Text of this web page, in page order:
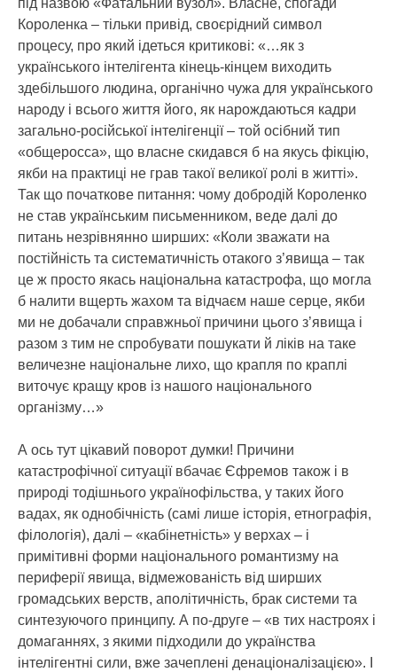
під назвою «Фатальний вузол». Власне, спогади
Короленка – тільки привід, своєрідний символ
процесу, про який ідеться критикові: «…як з
українського інтелігента кінець-кінцем виходить
здебільшого людина, органічно чужа для українського
народу і всього життя його, як нарождаються кадри
загально-російської інтелігенції – той осібний тип
«общеросса», що власне скидався б на якусь фікцію,
якби на практиці не грав такої великої ролі в житті».
Так що початкове питання: чому добродій Короленко
не став українським письменником, веде далі до
питань незрівнянно ширших: «Коли зважати на
постійність та систематичність отакого з’явища – так
це ж просто якась національна катастрофа, що могла
б налити вщерть жахом та відчаєм наше серце, якби
ми не добачали справжньої причини цього з’явища і
разом з тим не спробувати пошукати й ліків на таке
величезне національне лихо, що крапля по краплі
виточує кращу кров із нашого національного
організму…»
А ось тут цікавий поворот думки! Причини
катастрофічної ситуації вбачає Єфремов також і в
природі тодішнього українофільства, у таких його
вадах, як однобічність (самі лише історія, етнографія,
філологія), далі – «кабінетність» у верхах – і
примітивні форми національного романтизму на
периферії явища, відмежованість від ширших
громадських верств, аполітичність, брак системи та
синтезуючого принципу. А по-друге – «в тих настроях і
домаганнях, з якими підходили до українства
інтелігентні сили, вже зачеплені денаціоналізацією». І